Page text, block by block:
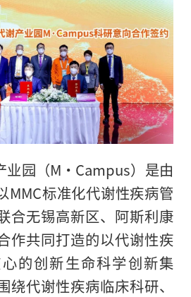
业园（M·Campus）是由
MMC标准化代谢性疾病管
合无锡高新区、阿斯利康
作共同打造的以代谢性疾
的创新生命科学创新集
绕代谢性疾病临床科研、